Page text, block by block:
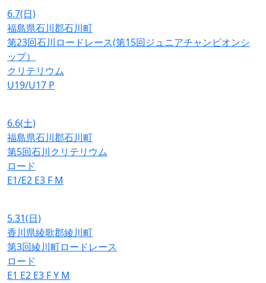
6.7(日)
福島県石川郡石川町
第23回石川ロードレース(第15回ジュニアチャンピオンシ
ップ）
クリテリウム
U19/U17 P
6.6(土)
福島県石川郡石川町
第5回石川クリテリウム
ロード
E1/E2 E3 F M
5.31(日)
香川県綾歌郡綾川町
第3回綾川町ロードレース
ロード
E1 E2 E3 FY M